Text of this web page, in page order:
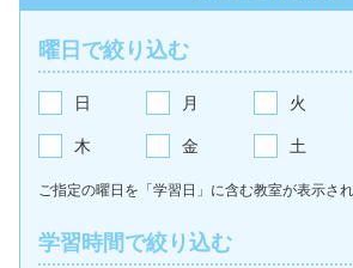
曜日で絞り込む
日 月 火
木 金 土
ご指定の曜日を「学習日」に含む教室が表示さ
学習時間で絞り込む